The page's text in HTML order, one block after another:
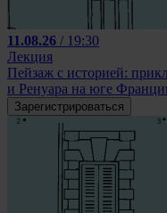
11.08.26 / 19:30
Лекция
Пейзаж с историей:
и Ренуара на юге
Зарегистрироваться